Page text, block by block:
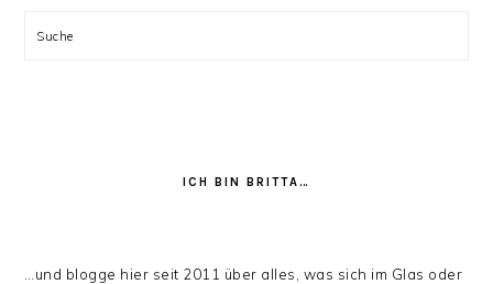
Suche
ICH BIN BRITTA…
…und blogge hier seit 2011 über alles, was sich im Glas oder